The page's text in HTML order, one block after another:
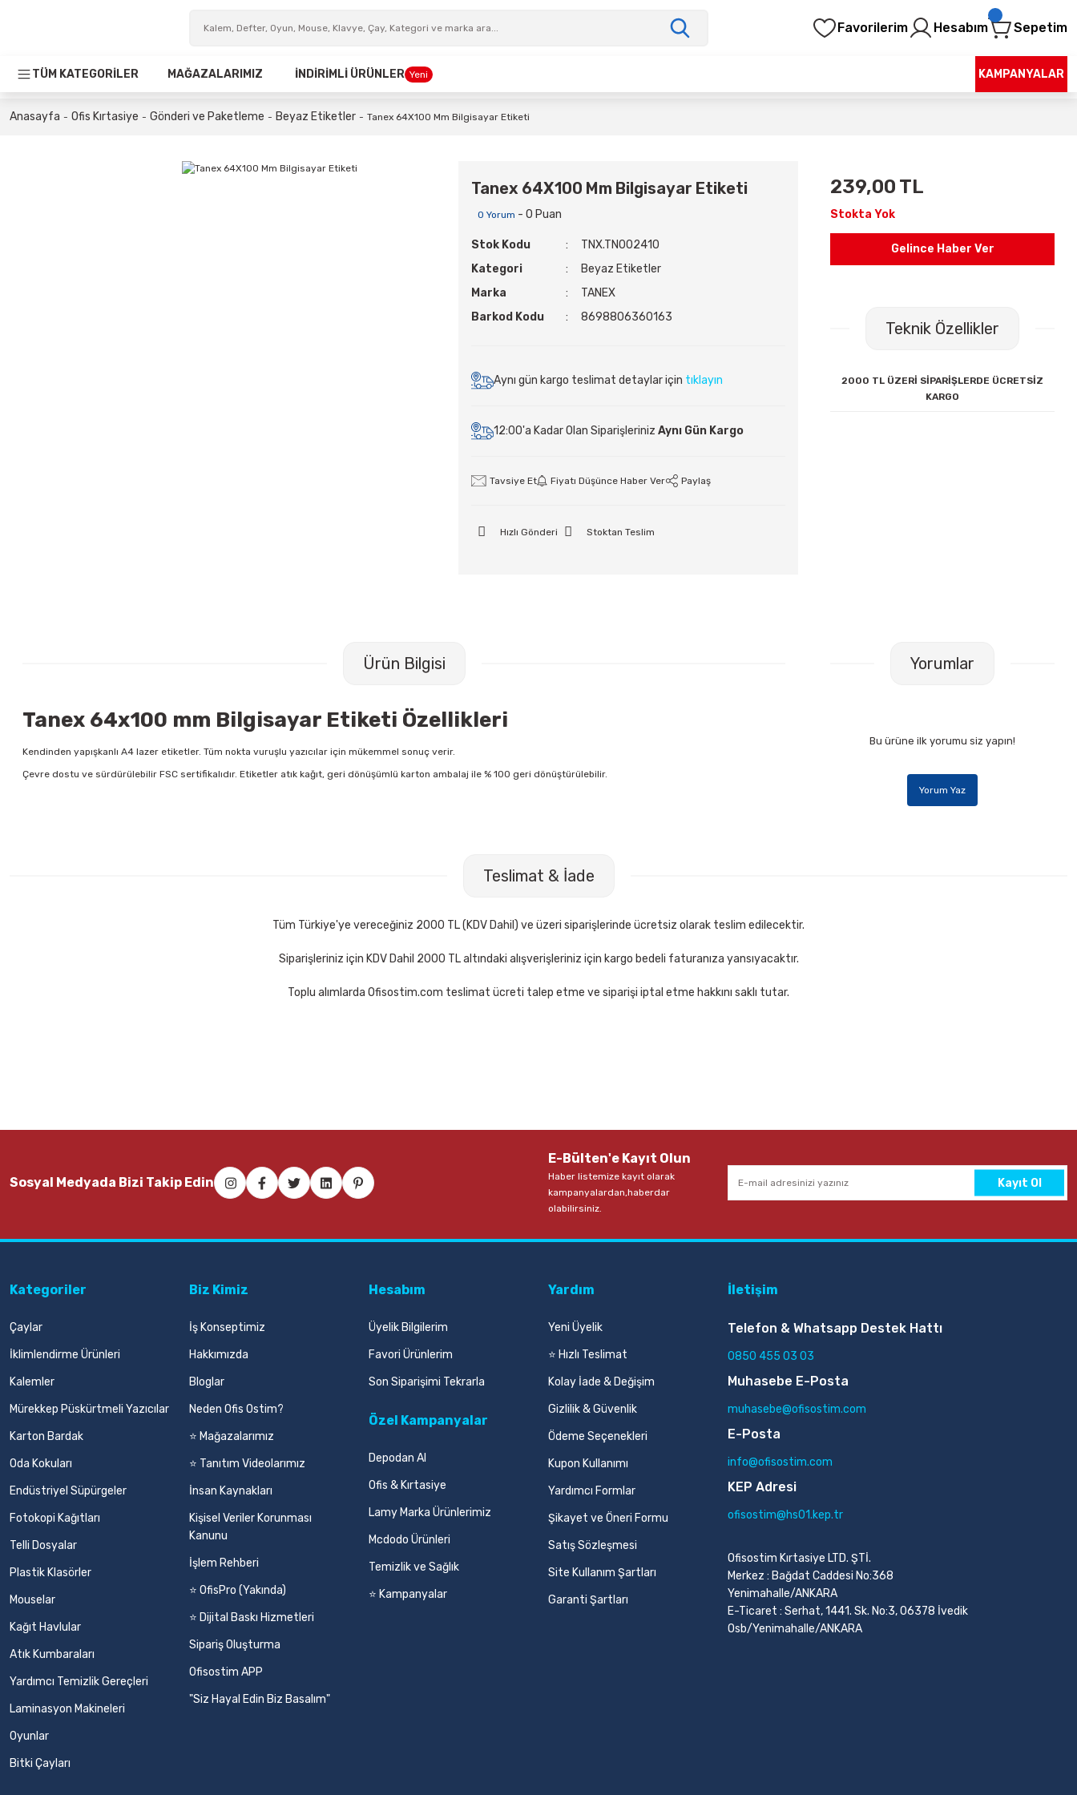
Favorilerim Hesabım Sepetim
TÜM KATEGORİLER MAĞAZALARIMIZ İNDİRİMLİ ÜRÜNLER Yeni KAMPANYALAR
Anasayfa Ofis Kırtasiye Gönderi ve Paketleme Beyaz Etiketler Tanex 64X100 Mm Bilgisayar Etiketi
Tanex 64X100 Mm Bilgisayar Etiketi
0 Yorum - 0 Puan
Stok Kodu
TNX.TN002410
Kategori
Beyaz Etiketler
Marka
TANEX
Barkod Kodu
8698806360163
Aynı gün kargo teslimat detaylar için tıklayın
12:00'a Kadar Olan Siparişleriniz Aynı Gün Kargo
Tavsiye Et Fiyatı Düşünce Haber Ver Paylaş
Hızlı Gönderi Stoktan Teslim
239,00 TL
Stokta Yok
Gelince Haber Ver
Teknik Özellikler
2000 TL ÜZERİ SİPARİŞLERDE ÜCRETSİZ
KARGO
Ürün Bilgisi
Tanex 64x100 mm Bilgisayar Etiketi Özellikleri
Kendinden yapışkanlı A4 lazer etiketler. Tüm nokta vuruşlu yazıcılar için mükemmel sonuç verir.
Çevre dostu ve sürdürülebilir FSC sertifikalıdır. Etiketler atık kağıt, geri dönüşümlü karton ambalaj ile % 100 geri dönüştürülebilir.
Yorumlar
Bu ürüne ilk yorumu siz yapın!
Yorum Yaz
Teslimat & İade
Tüm Türkiye'ye vereceğiniz 2000 TL (KDV Dahil) ve üzeri siparişlerinde ücretsiz olarak teslim edilecektir.
Siparişleriniz için KDV Dahil 2000 TL altındaki alışverişleriniz için kargo bedeli faturanıza yansıyacaktır.
Toplu alımlarda Ofisostim.com teslimat ücreti talep etme ve siparişi iptal etme hakkını saklı tutar.
Sosyal Medyada Bizi Takip Edin
E-Bülten'e Kayıt Olun
Haber listemize kayıt olarak
kampanyalardan,haberdar
olabilirsiniz.
Kayıt Ol
Kategoriler
Çaylar
İklimlendirme Ürünleri
Kalemler
Mürekkep Püskürtmeli Yazıcılar
Karton Bardak
Oda Kokuları
Endüstriyel Süpürgeler
Fotokopi Kağıtları
Telli Dosyalar
Plastik Klasörler
Mouselar
Kağıt Havlular
Atık Kumbaraları
Yardımcı Temizlik Gereçleri
Laminasyon Makineleri
Oyunlar
Bitki Çayları
Biz Kimiz
İş Konseptimiz
Hakkımızda
Bloglar
Neden Ofis Ostim?
⭐ Mağazalarımız
⭐ Tanıtım Videolarımız
İnsan Kaynakları
Kişisel Veriler Korunması
Kanunu
İşlem Rehberi
⭐ OfisPro (Yakında)
⭐ Dijital Baskı Hizmetleri
Sipariş Oluşturma
Ofisostim APP
"Siz Hayal Edin Biz Basalım"
Hesabım
Üyelik Bilgilerim
Favori Ürünlerim
Son Siparişimi Tekrarla
Özel Kampanyalar
Depodan Al
Ofis & Kırtasiye
Lamy Marka Ürünlerimiz
Mcdodo Ürünleri
Temizlik ve Sağlık
⭐ Kampanyalar
Yardım
Yeni Üyelik
⭐ Hızlı Teslimat
Kolay İade & Değişim
Gizlilik & Güvenlik
Ödeme Seçenekleri
Kupon Kullanımı
Yardımcı Formlar
Şikayet ve Öneri Formu
Satış Sözleşmesi
Site Kullanım Şartları
Garanti Şartları
İletişim
Telefon & Whatsapp Destek Hattı
0850 455 03 03
Muhasebe E-Posta
muhasebe@ofisostim.com
E-Posta
info@ofisostim.com
KEP Adresi
ofisostim@hs01.kep.tr
Ofisostim Kırtasiye LTD. ŞTİ.
Merkez : Bağdat Caddesi No:368
Yenimahalle/ANKARA
E-Ticaret : Serhat, 1441. Sk. No:3, 06378 İvedik
Osb/Yenimahalle/ANKARA